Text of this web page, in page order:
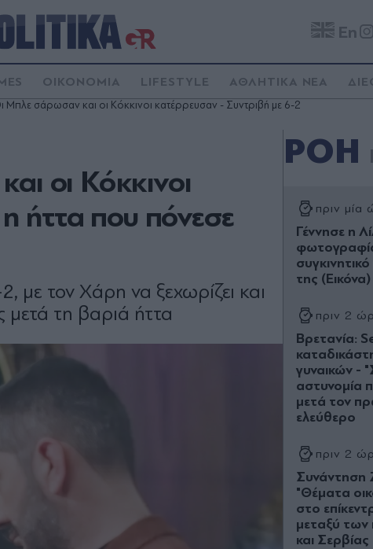
En
ΟΙΚΟΝΟΜΙΑ LIFESTYLE ΑΘΛΗΤΙΚΑ ΝΕΑ
Μπλε σάρωσαν και οι Κόκκινοι κατέρρευσαν - Συντριβή με 6-2
οι Κόκκινοι
ήττα που πόνεσε
τον Χάρη να ξεχωρίζει και
μετά τη βαριά ήττα
ΡΟΗ
πριν μία
Γέννησε η
της (Εικόνα)
πριν 2
Βρετανία:
γυναικών -
αστυνομία
μετά τον
ελεύθερο
πριν 2
Συνάντηση
"Θέματα
στο
μεταξύ
και Σερβίας